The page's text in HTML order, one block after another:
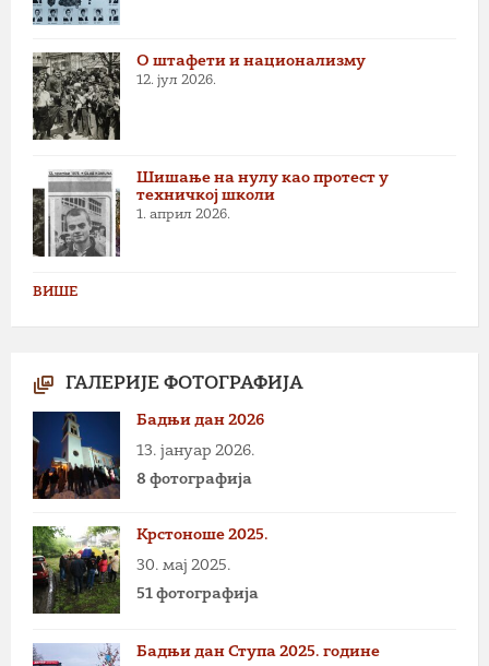
О штафети и национализму
12. јул 2026.
Шишање на нулу као протест у
техничкој школи
1. април 2026.
ВИШЕ
ГАЛЕРИЈЕ ФОТОГРАФИЈА
Бадњи дан 2026
13. јануар 2026.
8 фотографија
Крстоноше 2025.
30. мај 2025.
51 фотографија
Бадњи дан Ступа 2025. године